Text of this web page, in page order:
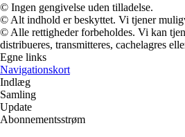
© Ingen gengivelse uden tilladelse.
© Alt indhold er beskyttet. Vi tjener
© Alle rettigheder forbeholdes. Vi kan
distribueres, transmitteres, cachelagres
Egne links
Navigationskort
Indlæg
Samling
Update
Abonnementsstrøm